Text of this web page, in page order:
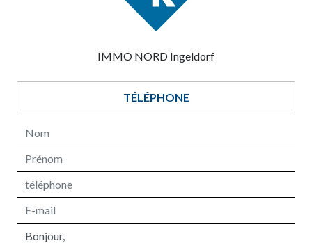
IMMO NORD Ingeldorf
TÉLÉPHONE